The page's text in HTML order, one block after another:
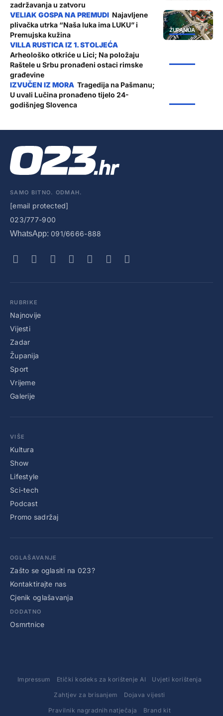
zadržavanja u zatvoru
ŽUPANIJA
Najavljene
plivačka utrka “Naša luka ima LUKU” i
Premujska kužina
Arheološko otkriće u Lici; Na položaju
Raštele u Srbu pronađeni ostaci rimske
građevine
Tragedija na Pašmanu;
U uvali Lučina pronađeno tijelo 24-
godišnjeg Slovenca
SAMO BITNO. ODMAH.
[email protected]
023/777-900
WhatsApp: 091/6666-888
RUBRIKE
Najnovije
Vijesti
Zadar
Županija
Sport
Vrijeme
Galerije
VIŠE
Kultura
Show
Lifestyle
Sci-tech
Podcast
Promo sadržaj
OGLAŠAVANJE
Zašto se oglasiti na 023?
Kontaktirajte nas
Cjenik oglašavanja
DODATNO
Osmrtnice
Impressum Etički kodeks za korištenje AI Uvjeti korištenja
Zahtjev za brisanjem Dojava vijesti
Pravilnik nagradnih natječaja Brand kit